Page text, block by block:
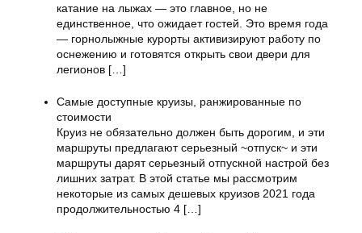
катание на лыжах — это главное, но не
единственное, что ожидает гостей. Это время года
— горнолыжные курорты активизируют работу по
оснежению и готовятся открыть свои двери для
легионов […]
Самые доступные круизы, ранжированные по
стоимости
Круиз не обязательно должен быть дорогим, и эти
маршруты предлагают серьезный ~отпуск~ и эти
маршруты дарят серьезный отпускной настрой без
лишних затрат. В этой статье мы рассмотрим
некоторые из самых дешевых круизов 2021 года
продолжительностью 4 […]